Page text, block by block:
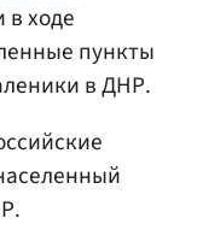
ходе
пункты
в ДНР.